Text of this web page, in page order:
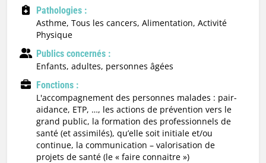
Pathologies :
Asthme, Tous les cancers, Alimentation, Activité
Physique
Publics concernés :
enfants, adultes, personnes âgées
Fonctions :
l'accompagnement des personnes malades : pair-
aidance, ETP, …, les actions de prévention vers le
grand public, la formation des professionnels de
santé (et assimilés), qu’elle soit initiale et/ou
continue, la communication – valorisation de
projets de santé (le « faire connaitre »)